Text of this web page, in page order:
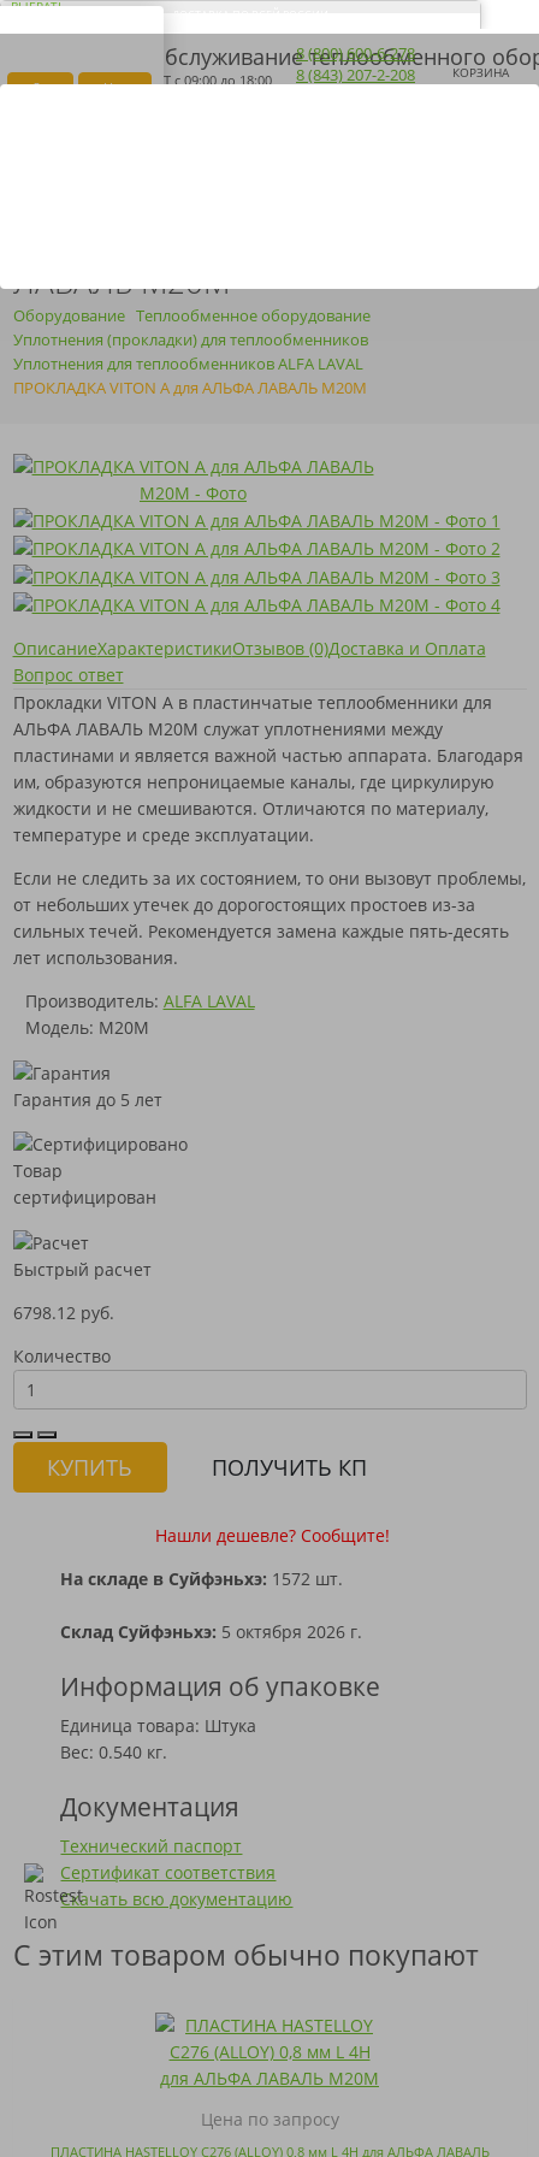
ВЫБРАТЬ
ВАШ ГОРОД ЭЛЬ-
Да НетПН-ПТс 09:00 до 18:00
8 (800) 600-6-278
8 (843) 207-2-208
КОРЗИНА
ЛАВАЛЬ M20M
Оборудование Теплообменное оборудование
Уплотнения (прокладки) для теплообменников
Уплотнения для теплообменников ALFA LAVAL
ПРОКЛАДКА VITON A для АЛЬФА ЛАВАЛЬ M20M
ОписаниеХарактеристикиОтзывов (0)Доставка и Оплата
Вопрос ответ
Прокладки VITON A в пластинчатые теплообменники для
АЛЬФА ЛАВАЛЬ M20M служат уплотнениями между
пластинами и является важной частью аппарата. Благодаря
им, образуются непроницаемые каналы, где циркулирую
жидкости и не смешиваются. Отличаются по материалу,
температуре и среде эксплуатации.
Если не следить за их состоянием, то они вызовут проблемы,
от небольших утечек до дорогостоящих простоев из-за
сильных течей. Рекомендуется замена каждые пять-десять
лет использования.
Производитель: ALFA LAVAL
Модель: M20M
Гарантия до 5 лет
Товар
сертифицирован
Быстрый расчет
6798.12 руб.
Количество
КУПИТЬ ПОЛУЧИТЬ КП
Нашли дешевле? Сообщите!
На складе в Суйфэньхэ: 1572 шт.
Склад Суйфэньхэ: 5 октября 2026 г.
Информация об упаковке
Единица товара: Штука
Вес: 0.540 кг.
Документация
Технический паспорт
Сертификат соответствия
Скачать всю документацию
С этим товаром обычно покупают
Цена по запросу
ПЛАСТИНА HASTELLOY C276 (ALLOY) 0,8 мм L 4H для АЛЬФА ЛАВАЛЬ